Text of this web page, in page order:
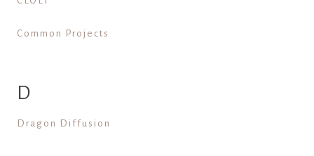
Common Projects
D
Dragon Diffusion